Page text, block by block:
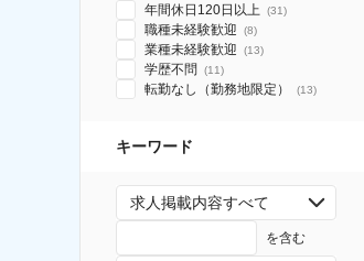
年間休日120日以上 (31)
職種未経験歓迎 (8)
業種未経験歓迎 (13)
学歴不問 (11)
転勤なし（勤務地限定） (13)
キーワード
求人掲載内容すべて
を含む